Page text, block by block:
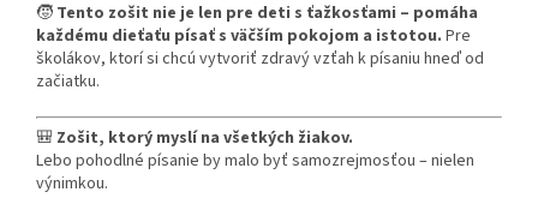
🧒 Tento zošit nie je len pre deti s ťažkosťami – pomáha
každému dieťaťu písať s väčším pokojom a istotou. Pre
školákov, ktorí si chcú vytvoriť zdravý vzťah k písaniu hneď od
začiatku.
🎒 Zošit, ktorý myslí na všetkých žiakov.
Lebo pohodlné písanie by malo byť samozrejmosťou – nielen
výnimkou.